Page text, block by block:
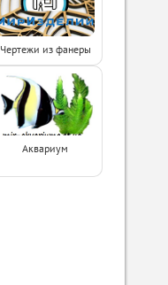
Чертежи из фанеры
Аквариум